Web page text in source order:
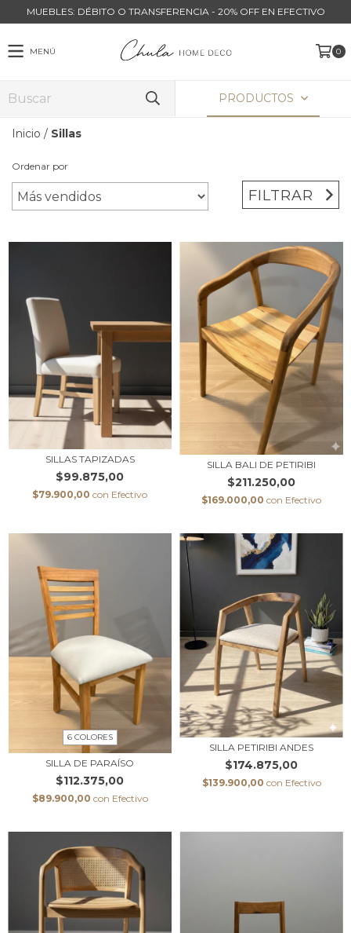
MUEBLES: DÉBITO O TRANSFERENCIA - 20% OFF EN EFECTIVO
MENÚ 0
PRODUCTOS
Inicio / Sillas
Ordenar por
FILTRAR
SILLAS TAPIZADAS
$99.875,00
$79.900,00 con Efectivo
SILLA BALI DE PETIRIBI
$211.250,00
$169.000,00 con Efectivo
6 COLORES
SILLA DE PARAÍSO
$112.375,00
$89.900,00 con Efectivo
SILLA PETIRIBI ANDES
$174.875,00
$139.900,00 con Efectivo